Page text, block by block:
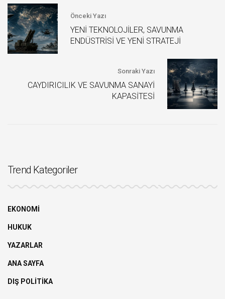
Önceki Yazı
YENİ TEKNOLOJİLER, SAVUNMA
ENDÜSTRİSİ VE YENİ STRATEJİ
Sonraki Yazı
CAYDIRICILIK VE SAVUNMA SANAYİ
KAPASİTESİ
Trend Kategoriler
EKONOMİ
HUKUK
YAZARLAR
ANA SAYFA
DIŞ POLİTİKA